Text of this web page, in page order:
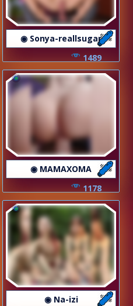
◉ Sonya-reallsugar
1489
◉ MAMAXOMA
1178
◉ Na-izi